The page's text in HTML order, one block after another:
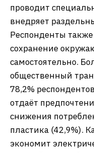
проводит
внедряет
Респонденты
сохранение
самостоятельно.
общественный
78,2%
отдаёт
снижения
пластика (42,9%).
экономит